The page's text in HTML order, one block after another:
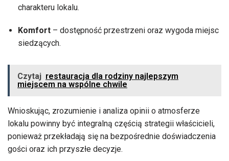
charakteru lokalu.
Komfort – dostępność przestrzeni oraz wygoda miejsc
siedzących.
Czytaj restauracja dla rodziny najlepszym
miejscem na wspólne chwile
Wnioskując, zrozumienie i analiza opinii o atmosferze
lokalu powinny być integralną częścią strategii właścicieli,
ponieważ przekładają się na bezpośrednie doświadczenia
gości oraz ich przyszłe decyzje.